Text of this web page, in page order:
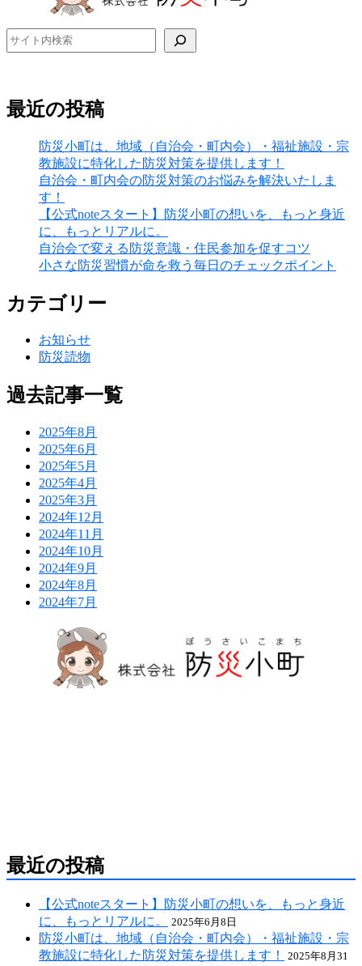
検索
最近の投稿
防災小町は、地域（自治会・町内会）・福祉施設・宗
教施設に特化した防災対策を提供します！
自治会・町内会の防災対策のお悩みを解決いたしま
す！
【公式noteスタート】防災小町の想いを、もっと身近
に、もっとリアルに。
自治会で変える防災意識・住民参加を促すコツ
小さな防災習慣が命を救う毎日のチェックポイント
カテゴリー
お知らせ
防災読物
過去記事一覧
2025年8月
2025年6月
2025年5月
2025年4月
2025年3月
2024年12月
2024年11月
2024年10月
2024年9月
2024年8月
2024年7月
最近の投稿
【公式noteスタート】防災小町の想いを、もっと身近
に、もっとリアルに。
2025年6月8日
防災小町は、地域（自治会・町内会）・福祉施設・宗
教施設に特化した防災対策を提供します！
2025年8月31